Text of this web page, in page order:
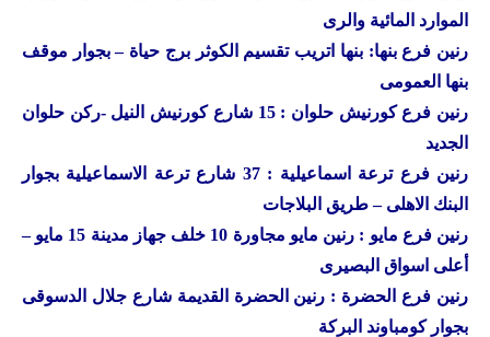
الموارد المائية والرى
رنين فرع بنها: بنها اتريب تقسيم الكوثر برج حياة – بجوار موقف
بنها العمومى
رنين فرع كورنيش حلوان : 15 شارع كورنيش النيل -ركن حلوان
الجديد
رنين فرع ترعة اسماعيلية : 37 شارع ترعة الاسماعيلية بجوار
البنك الاهلى – طريق البلاجات
رنين فرع مايو : رنين مايو مجاورة 10 خلف جهاز مدينة 15 مايو –
أعلى اسواق البصيرى
رنين فرع الحضرة : رنين الحضرة القديمة شارع جلال الدسوقى
بجوار كومباوند البركة